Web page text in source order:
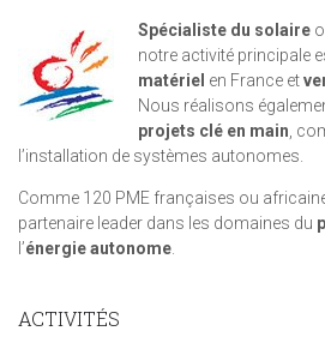
Spécialiste du solaire
notre activité principale
matériel en France et
Nous réalisons
projets clé en main ,
l’installation de systèmes autonomes.
Comme 120 PME françaises ou
partenaire leader dans les domaines du
l’énergie autonome
ACTIVITÉS